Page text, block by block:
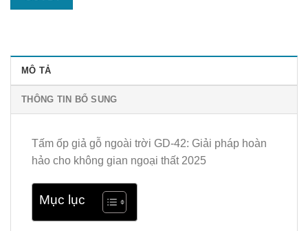
MÔ TẢ
THÔNG TIN BỔ SUNG
Tấm ốp giả gỗ ngoài trời GD-42: Giải pháp hoàn
hảo cho không gian ngoại thất 2025
Mục lục